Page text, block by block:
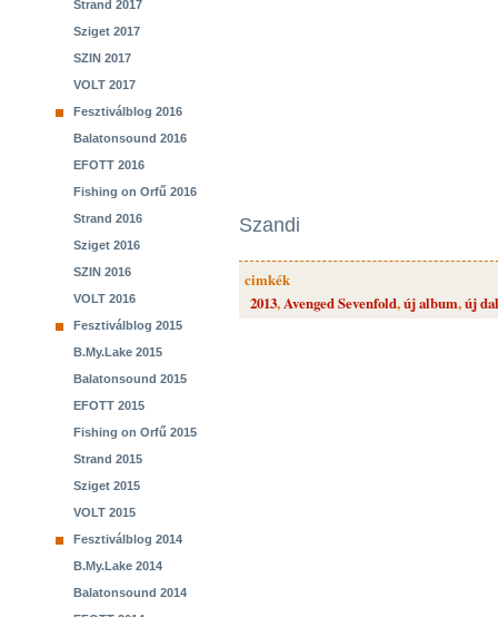
Strand 2017
Sziget 2017
SZIN 2017
VOLT 2017
Fesztiválblog 2016
Balatonsound 2016
EFOTT 2016
Fishing on Orfű 2016
Strand 2016
Sziget 2016
SZIN 2016
VOLT 2016
Fesztiválblog 2015
B.My.Lake 2015
Balatonsound 2015
EFOTT 2015
Fishing on Orfű 2015
Strand 2015
Sziget 2015
VOLT 2015
Fesztiválblog 2014
B.My.Lake 2014
Balatonsound 2014
Szandi
cimkék
2013,Avenged Sevenfold,új album,új dal